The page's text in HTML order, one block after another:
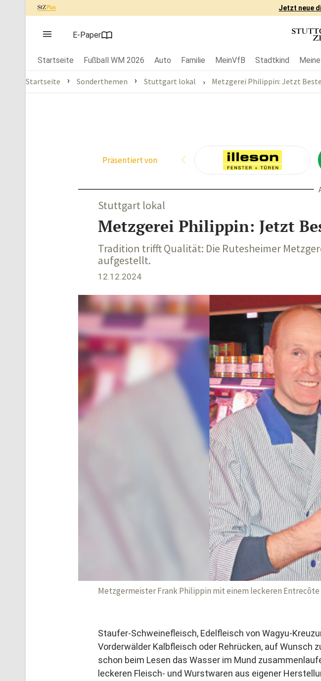
Jetzt neue
E-Paper
Startseite Fußball WM 2026 Auto Familie MeinVfB Stadtkind
Startseite › Sonderthemen › Stuttgart lokal › Metzgerei Philippin: Jetzt
Präsentiert von
Stuttgart lokal
Metzgerei Philippin: Jetzt
Tradition trifft Qualität: Die Rutesheimer
aufgestellt.
12.12.2024
Metzgermeister Frank Philippin mit einem leckeren
Staufer-Schweinefleisch, Edelfleisch von Wagyu-
Vorderwälder Kalbfleisch oder Rehrücken, auf Wunsch
schon beim Lesen das Wasser im Mund
leckeren Fleisch- und Wurstwaren aus eigener